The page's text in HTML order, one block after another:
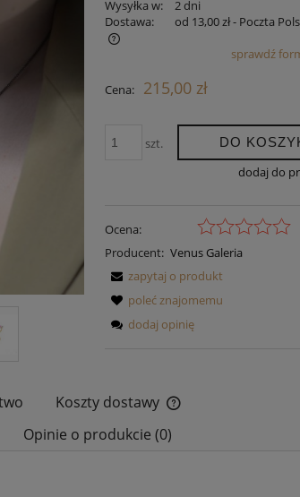
Wysyłka w:
2 dni
Dostawa:
od 13,00 zł- Poczta
kosztów
sprawdź
Cena: 215,00 zł
szt. DO
dodaj do
Ocena:
Producent: Venus Galeria
zapytaj o produkt
poleć znajomemu
dodaj opinię
Koszty dostawy
Opinie o produkcie (0)